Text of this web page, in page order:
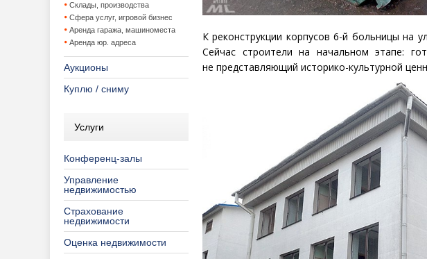
Склады, производства
Сфера услуг, игровой бизнес
Аренда гаража, машиноместа
Аренда юр. адреса
Аукционы
Куплю / сниму
Услуги
Конференц-залы
Управление
недвижимостью
Страхование
недвижимости
Оценка недвижимости
К реконструкции корпусов 6-й больницы на
Сейчас строители на начальном этапе:
не представляющий историко-культурной